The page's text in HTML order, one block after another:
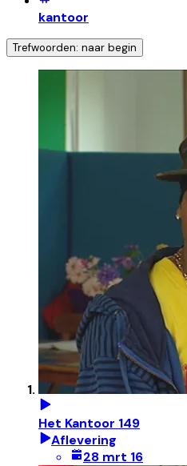
kantoor
Trefwoorden: naar begin
Het Kantoor 149
Aflevering
28 mrt 16